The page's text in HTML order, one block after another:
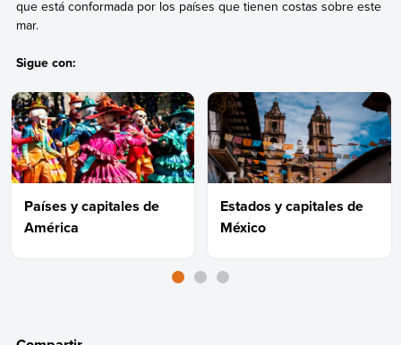
que está conformada por los países que tienen costas sobre este
mar.
Sigue con:
Países y capitales de
América
Estados y capitales de
México